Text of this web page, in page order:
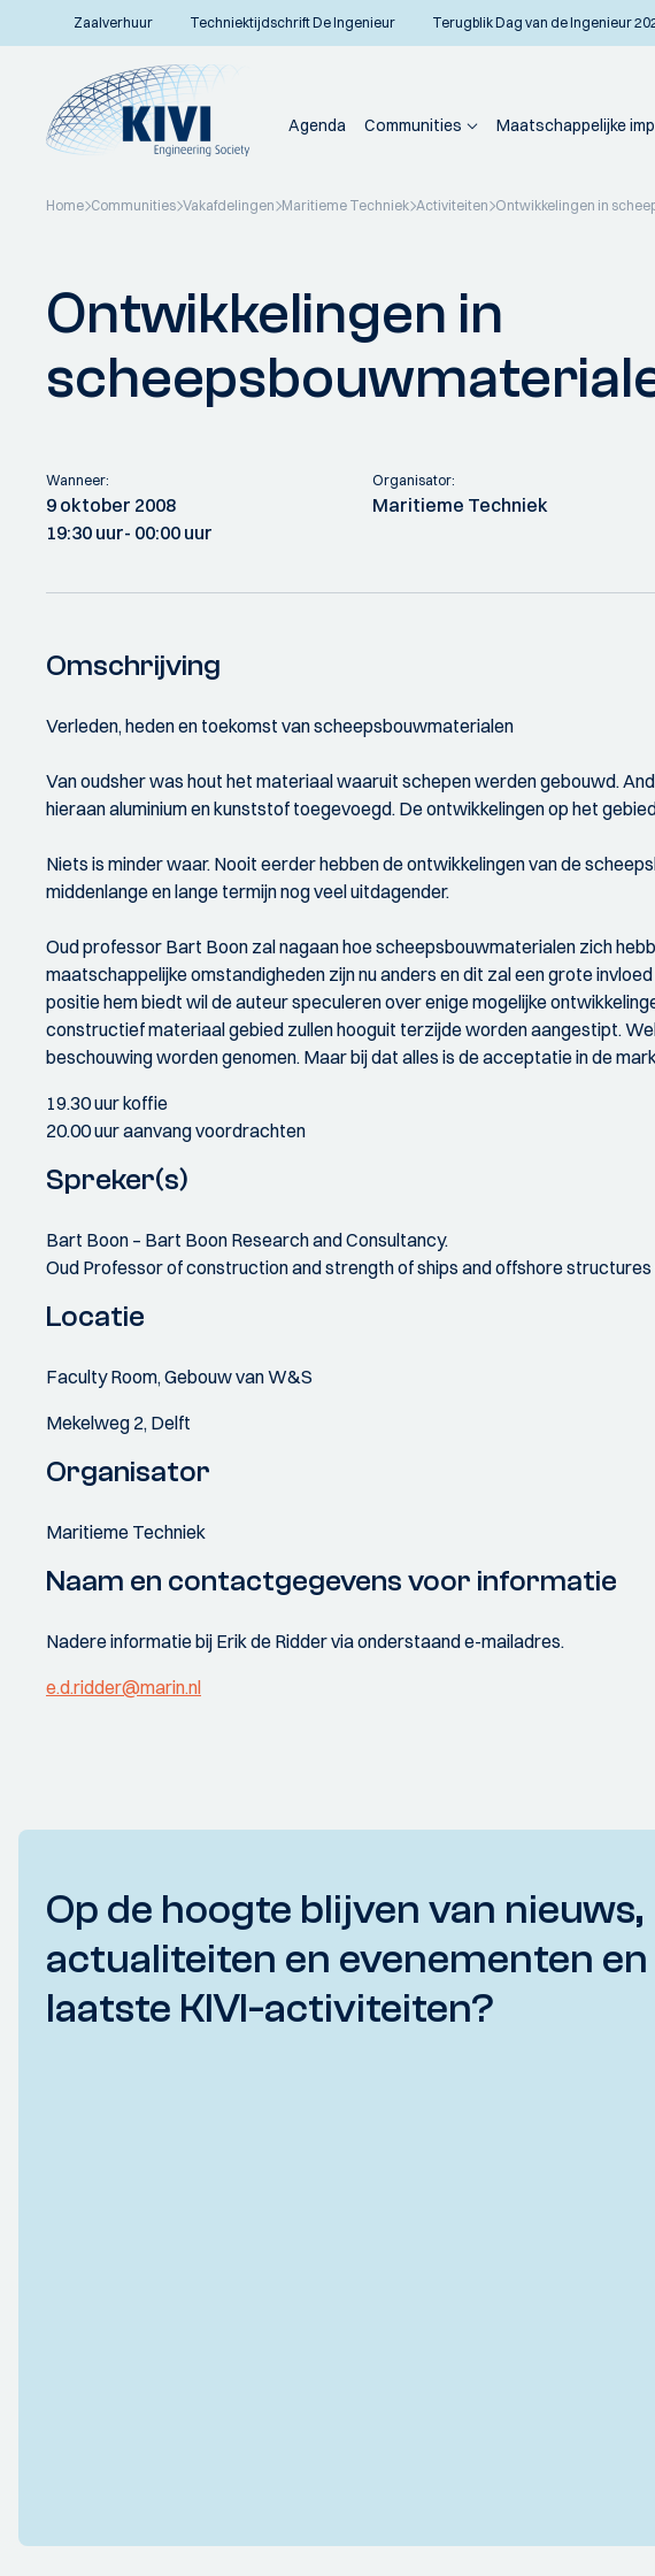
Zaalverhuur Techniektijdschrift De Ingenieur Terugblik Dag van de Ingenieur
Agenda Communities Maatschappelijke
Home Communities Vakafdelingen Maritieme Techniek Activiteiten Ontwikkelingen in
Ontwikkelingen in
Wanneer:
9 oktober 2008
19:30 uur- 00:00 uur
Organisator:
Maritieme Techniek
Omschrijving
Verleden, heden en toekomst van scheepsbouwmaterialen
Van oudsher was hout het materiaal waaruit schepen werden gebouwd.
hieraan aluminium en kunststof toegevoegd. De ontwikkelingen op het
Niets is minder waar. Nooit eerder hebben de ontwikkelingen van de
middenlange en lange termijn nog veel uitdagender.
Oud professor Bart Boon zal nagaan hoe scheepsbouwmaterialen zich
maatschappelijke omstandigheden zijn nu anders en dit zal een grote
positie hem biedt wil de auteur speculeren over enige mogelijke
constructief materiaal gebied zullen hooguit terzijde worden aangestipt.
beschouwing worden genomen. Maar bij dat alles is de acceptatie in de
19.30 uur koffie
20.00 uur aanvang voordrachten
Spreker(s)
Bart Boon – Bart Boon Research and Consultancy.
Oud Professor of construction and strength of ships and offshore structures
Locatie
Faculty Room, Gebouw van W&S
Mekelweg 2, Delft
Organisator
Maritieme Techniek
Naam en contactgegevens voor informatie
Nadere informatie bij Erik de Ridder via onderstaand e-mailadres.
e.d.ridder@marin.nl
Op de hoogte blijven van nieuws,
actualiteiten en evenementen en
laatste KIVI-activiteiten?